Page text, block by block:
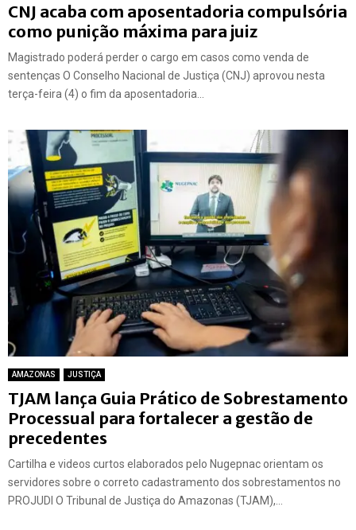
CNJ acaba com aposentadoria compulsória
como punição máxima para juiz
Magistrado poderá perder o cargo em casos como venda de
sentenças O Conselho Nacional de Justiça (CNJ) aprovou nesta
terça-feira (4) o fim da aposentadoria...
AMAZONAS JUSTIÇA
TJAM lança Guia Prático de Sobrestamento
Processual para fortalecer a gestão de
precedentes
Cartilha e videos curtos elaborados pelo Nugepnac orientam os
servidores sobre o correto cadastramento dos sobrestamentos no
PROJUDI O Tribunal de Justiça do Amazonas (TJAM),...